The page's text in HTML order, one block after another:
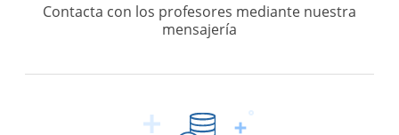
Contacta con los profesores mediante nuestra
mensajería